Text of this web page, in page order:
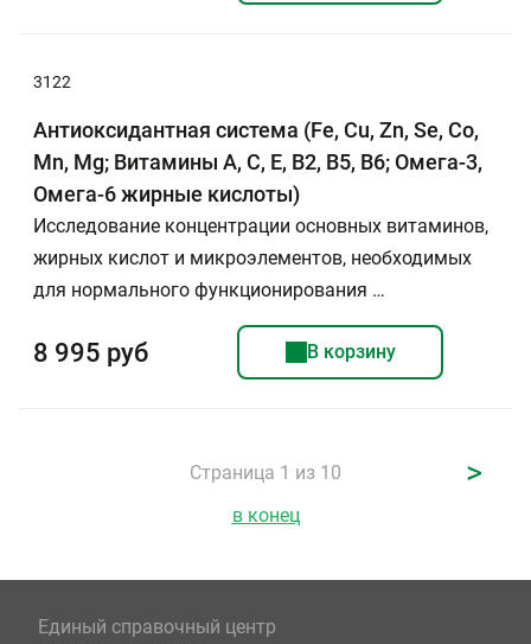
3122
Антиоксидантная система (Fe, Cu, Zn, Se, Co,
Mn, Mg; Витамины A, C, E, B2, B5, B6; Омега-3,
Омега-6 жирные кислоты)
Исследование концентрации основных витаминов,
жирных кислот и микроэлементов, необходимых
для нормального функционирования …
8 995 руб В корзину
Страница 1 из 10 >
в конец
Единый справочный центр